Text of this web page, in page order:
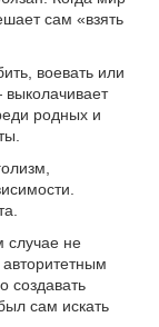
сам «взять
воевать или
родных и
случае не
создавать
сам искать